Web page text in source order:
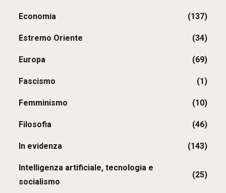
Economia (137)
Estremo Oriente (34)
Europa (69)
Fascismo (1)
Femminismo (10)
Filosofia (46)
In evidenza (143)
Intelligenza artificiale, tecnologia e
socialismo
(25)